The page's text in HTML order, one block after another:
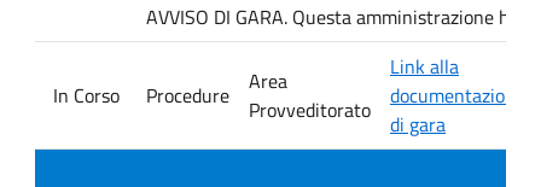
AVVISO DI GARA. Questa amministrazione
In Corso Procedure
Area
Provveditorato
Link alla
documentazione
di gara